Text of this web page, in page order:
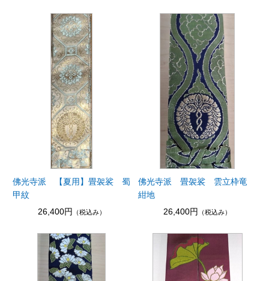
佛光寺派 【夏用】畳袈裟 蜀
甲紋
26,400円
（税込み）
佛光寺派 畳袈裟 雲立枠竜
紺地
26,400円
（税込み）